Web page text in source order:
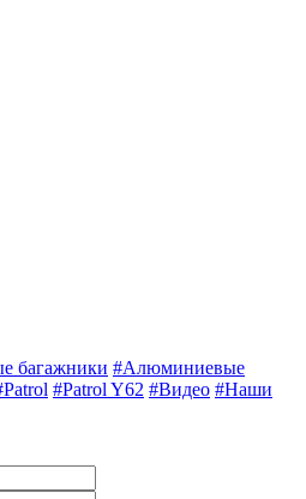
багажники #Алюминиевые
#Patrol Y62 #Видео #Наши